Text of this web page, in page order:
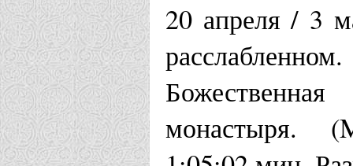
20 апреля / 3
монастыря.